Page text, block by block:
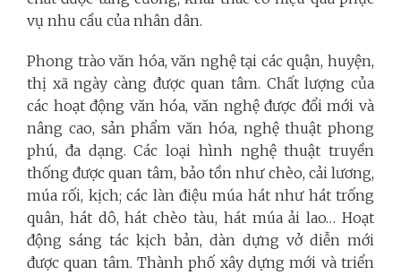
vụ nhu cầu của nhân dân.
Phong trào văn hóa, văn nghệ tại các quận, huyện,
thị xã ngày càng được quan tâm. Chất lượng của
các hoạt động văn hóa, văn nghệ được đổi mới và
nâng cao, sản phẩm văn hóa, nghệ thuật phong
phú, đa dạng. Các loại hình nghệ thuật truyền
thống được quan tâm, bảo tồn như chèo, cải lương,
múa rối, kịch; các làn điệu múa hát như hát trống
quân, hát dô, hát chèo tàu, hát múa ải lao… Hoạt
động sáng tác kịch bản, dàn dựng vở diễn mới
được quan tâm. Thành phố xây dựng mới và triển